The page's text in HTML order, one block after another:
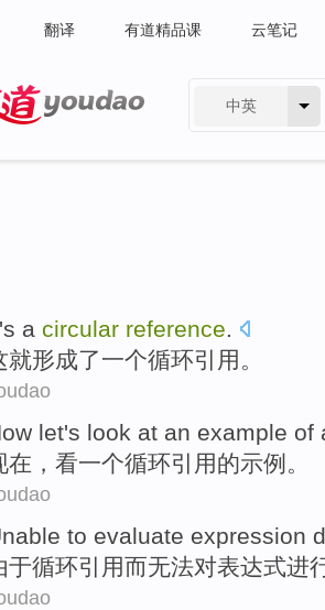
翻译 有道精品课 云笔记
中英
's a circular reference.
就形成了一个循环引用。
let's look at an example of
在 ， 看一个循环引用的示例 。
to evaluate expression
于循环引用而无法对表达式进